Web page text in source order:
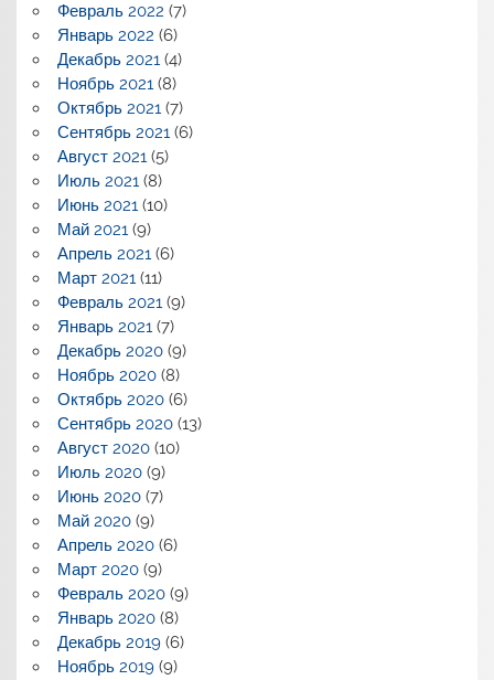
Февраль 2022 (7)
Январь 2022 (6)
Декабрь 2021(4)
Ноябрь 2021(8)
Октябрь 2021(7)
Сентябрь 2021(6)
Август 2021(5)
Июль 2021(8)
Июнь 2021(10)
Май 2021(9)
Апрель 2021(6)
Март 2021(11)
Февраль 2021(9)
Январь 2021(7)
Декабрь 2020(9)
Ноябрь 2020(8)
Октябрь 2020(6)
Сентябрь 2020(13)
Август 2020(10)
Июль 2020(9)
Июнь 2020(7)
Май 2020(9)
Апрель 2020(6)
Март 2020(9)
Февраль 2020(9)
Январь 2020(8)
Декабрь 2019(6)
Ноябрь 2019(9)